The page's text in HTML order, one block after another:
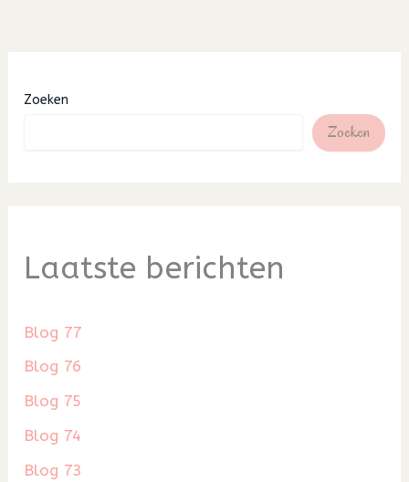
Zoeken
Zoeken
Laatste berichten
Blog 77
Blog 76
Blog 75
Blog 74
Blog 73